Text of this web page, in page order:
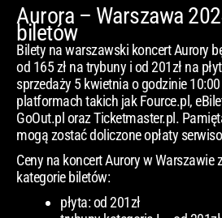
Aurora – Warszawa
biletów
Bilety na warszawski koncert Aurory
od 165 zł na trybuny i od 201zł na
sprzedaży 5 kwietnia o godzinie
platformach takich jak Fource.pl,
GoOut.pl oraz Ticketmaster.pl.
mogą zostać doliczone opłaty
Ceny na koncert Aurory w Warszawie
kategorie biletów:
płyta: od 201zł